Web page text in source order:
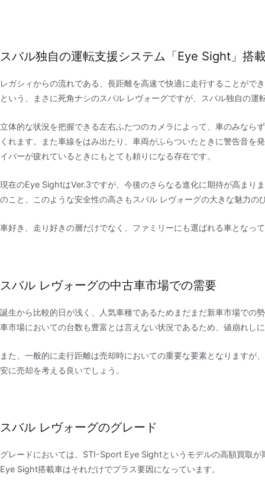
スバル独自の運転支援システム「Eye Sight」搭
レガシィからの流れである、長距離を高速で快適に走行することがで
という、まさに死角ナシのスバル レヴォーグですが、スバル独自の
立体的な状況を把握できる左右ふたつのカメラによって、車のみなら
くれます。また車線をはみ出たり、車両がふらついたときに警告音
イバーが疲れているときにもとても頼りになる存在です。
現在のEye SightはVer.3ですが、今後のさらなる進化に期待が高まり
のこと、このような安全性の高さもスバル レヴォーグの大きな魅力の
車好き、走り好きの層だけでなく、ファミリーにも選ばれる車となっ
スバル レヴォーグの中古車市場での需要
誕生から比較的日が浅く、人気車種であるためまだまだ新車市場での
車市場においての台数も豊富とは言えない状況であるため、値崩れし
また、一般的に走行距離は売却時においての重要な要素となります
安に売却を考える良いでしょう。
スバル レヴォーグのグレード
グレードにおいては、STI-Sport Eye Sightというモデルの高額買取
Eye Sight搭載車はそれだけでプラス要因になっています。